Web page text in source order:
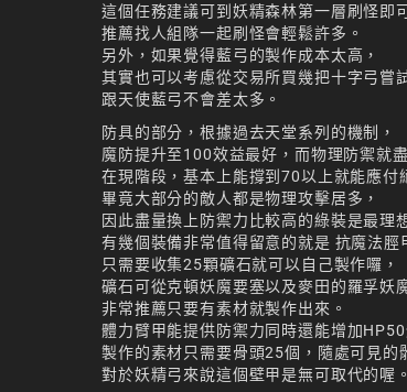
這個任務建議可到妖精森林第一層刷怪即
推薦找人組隊一起刷怪會輕鬆許多。
另外，如果覺得藍弓的製作成本太高，
其實也可以考慮從交易所買幾把十字弓嘗
跟天使藍弓不會差太多。
防具的部分，根據過去天堂系列的機制，
魔防提升至100效益最好，而物理防禦就
在現階段，基本上能撐到70以上就能應付
畢竟大部分的敵人都是物理攻擊居多，
因此盡量換上防禦力比較高的綠裝是最理
有幾個裝備非常值得留意的就是 抗魔法脛
只需要收集25顆礦石就可以自己製作囉，
礦石可從克頓妖魔要塞以及麥田的羅孚妖
非常推薦只要有素材就製作出來。
體力臂甲能提供防禦力同時還能增加HP50
製作的素材只需要骨頭25個，隨處可見的
對於妖精弓來說這個壁甲是無可取代的喔。